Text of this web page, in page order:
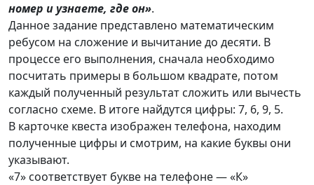
номер и узнаете, где он».
Данное задание представлено математическим
ребусом на сложение и вычитание до десяти. В
процессе его выполнения, сначала необходимо
посчитать примеры в большом квадрате, потом
каждый полученный результат сложить или вычесть
согласно схеме. В итоге найдутся цифры: 7, 6, 9, 5.
В карточке квеста изображен телефона, находим
полученные цифры и смотрим, на какие буквы они
указывают.
«7» соответствует букве на телефоне — «К»